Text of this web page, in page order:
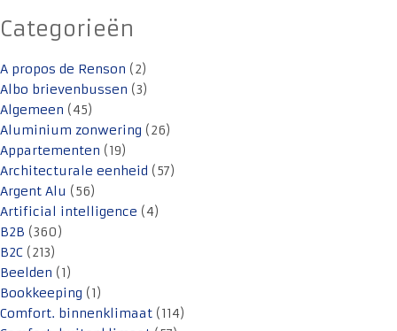
Categorieën
A propos de Renson (2)
Albo brievenbussen (3)
Algemeen (45)
Aluminium zonwering (26)
Appartementen (19)
Architecturale eenheid (57)
Argent Alu (56)
Artificial intelligence (4)
B2B (360)
B2C (213)
Beelden (1)
Bookkeeping (1)
Comfort. binnenklimaat (114)